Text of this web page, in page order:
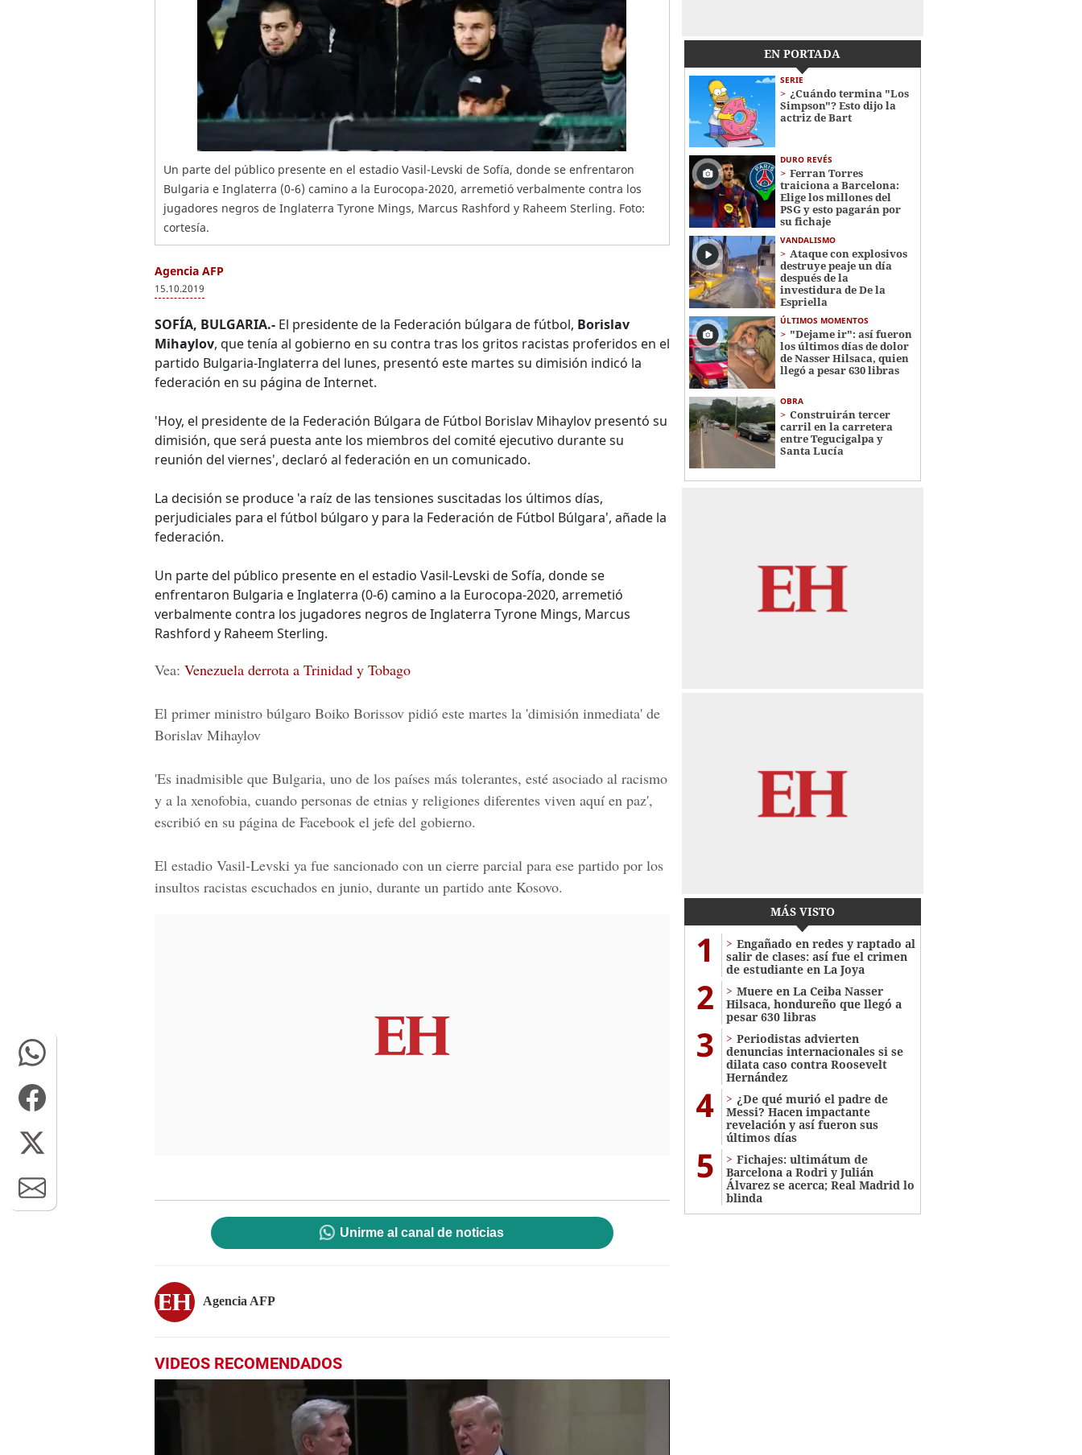
Un parte del público presente en el estadio Vasil-Levski de Sofía, donde se enfrentaron
Bulgaria e Inglaterra (0-6) camino a la Eurocopa-2020, arremetió verbalmente contra los
jugadores negros de Inglaterra Tyrone Mings, Marcus Rashford y Raheem Sterling. Foto:
cortesía.
Agencia AFP
15.10.2019
SOFÍA, BULGARIA.- El presidente de la Federación búlgara de fútbol, Borislav
Mihaylov, que tenía al gobierno en su contra tras los gritos racistas proferidos en el
partido Bulgaria-Inglaterra del lunes, presentó este martes su dimisión indicó la
federación en su página de Internet.
'Hoy, el presidente de la Federación Búlgara de Fútbol Borislav Mihaylov presentó su
dimisión, que será puesta ante los miembros del comité ejecutivo durante su
reunión del viernes', declaró al federación en un comunicado.
La decisión se produce 'a raíz de las tensiones suscitadas los últimos días,
perjudiciales para el fútbol búlgaro y para la Federación de Fútbol Búlgara', añade la
federación.
Un parte del público presente en el estadio Vasil-Levski de Sofía, donde se
enfrentaron Bulgaria e Inglaterra (0-6) camino a la Eurocopa-2020, arremetió
verbalmente contra los jugadores negros de Inglaterra Tyrone Mings, Marcus
Rashford y Raheem Sterling.
Vea: Venezuela derrota a Trinidad y Tobago
El primer ministro búlgaro Boiko Borissov pidió este martes la 'dimisión inmediata' de
Borislav Mihaylov
'Es inadmisible que Bulgaria, uno de los países más tolerantes, esté asociado al racismo
y a la xenofobia, cuando personas de etnias y religiones diferentes viven aquí en paz',
escribió en su página de Facebook el jefe del gobierno.
El estadio Vasil-Levski ya fue sancionado con un cierre parcial para ese partido por los
insultos racistas escuchados en junio, durante un partido ante Kosovo.
Unirme al canal de noticias
Agencia AFP
VIDEOS RECOMENDADOS
EN PORTADA
SERIE
¿Cuándo termina "Los
Simpson"? Esto dijo la
actriz de Bart
DURO REVÉS
Ferran Torres
traiciona a Barcelona:
Elige los millones del
PSG y esto pagarán por
su fichaje
VANDALISMO
Ataque con explosivos
destruye peaje un día
después de la
investidura de De la
Espriella
ÚLTIMOS MOMENTOS
"Dejame ir": así fueron
los últimos días de dolor
de Nasser Hilsaca, quien
llegó a pesar 630 libras
OBRA
Construirán tercer
carril en la carretera
entre Tegucigalpa y
Santa Lucía
MÁS VISTO
1
Engañado en redes y raptado al
salir de clases: así fue el crimen
de estudiante en La Joya
2
Muere en La Ceiba Nasser
Hilsaca, hondureño que llegó a
pesar 630 libras
3
Periodistas advierten
denuncias internacionales si se
dilata caso contra Roosevelt
Hernández
4
¿De qué murió el padre de
Messi? Hacen impactante
revelación y así fueron sus
últimos días
5
Fichajes: ultimátum de
Barcelona a Rodri y Julián
Álvarez se acerca; Real Madrid lo
blinda